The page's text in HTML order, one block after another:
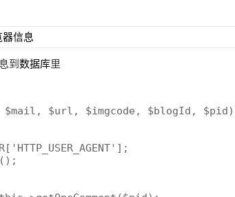
到 数据库里
$mail, $url, $imgcode, $blogId, $pid)